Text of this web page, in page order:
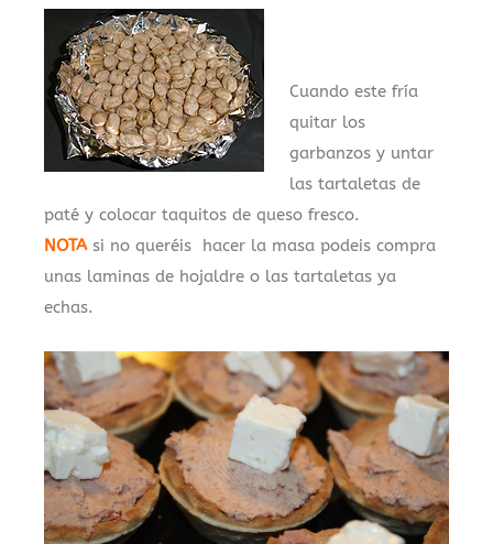
Cuando este fría
quitar los
garbanzos y untar
las tartaletas de
paté y colocar taquitos de queso fresco.
NOTA si no queréis hacer la masa podeis compra
unas laminas de hojaldre o las tartaletas ya
echas.